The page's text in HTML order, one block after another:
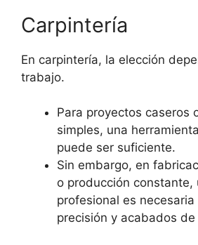
Carpintería
En carpintería, la elección
trabajo.
Para proyectos caseros
simples, una
puede ser suficiente.
Sin embargo, en
o producción constante,
profesional es
precisión y acabados